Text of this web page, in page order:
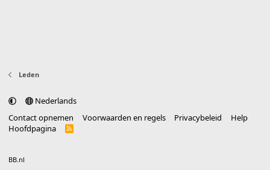
Leden
Nederlands
Contact opnemen
Voorwaarden en regels Privacybeleid
Help
Hoofdpagina
R
BB.nl